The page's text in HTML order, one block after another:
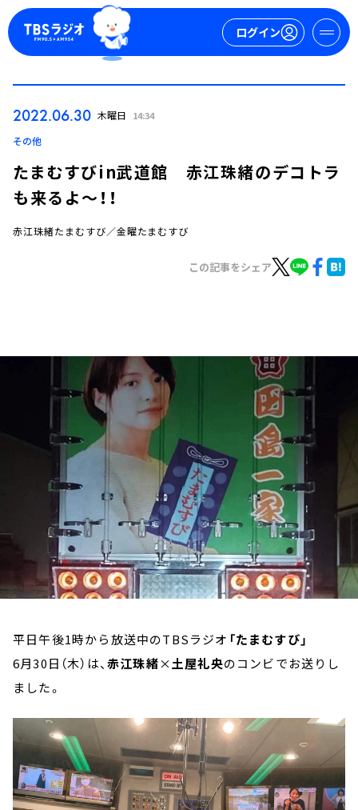
ログイン
お知らせ
イベント・グッズ
YouTube
会社情報
2022.06.30 木曜日 14:34
その他
たまむすびin武道館 赤江珠緒のデコトラ
も来るよ～！！
赤江珠緒たまむすび／金曜たまむすび
この記事をシェア
平日午後1時から放送中のTBSラジオ 「たまむすび」
6月30日（木）は、赤江珠緒×土屋礼央のコンビでお送りし
ました。